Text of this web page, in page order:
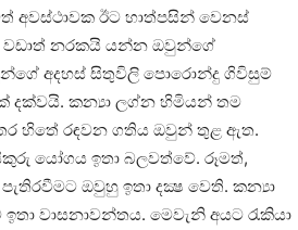
අවස්‌ථාවක ඊට හාත්පසින් වෙනස්‌
නරකයි යන්න ඔවුන්ගේ
අදහස්‌ සිතුවිලි පොරොන්දු ගිවිසුම්
දක්‌වයි. කන්‍යා ලග්න හිමියන් තම
හිතේ රඳවන ගතිය ඔවුන් තුළ ඇත.
යෝගය ඉතා බලවත්වේ. රූමත්,
ඔවුහු ඉතා දක්‍ෂ වෙති. කන්‍යා
වාසනාවන්තය. මෙවැනි අයට රැකියා